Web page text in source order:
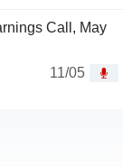
Call, May
11/05